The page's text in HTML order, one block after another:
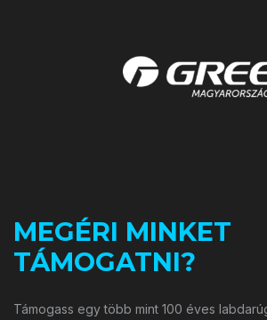
MEGÉRI MINKET
TÁMOGATNI?
Támogass egy több mint 100 éves